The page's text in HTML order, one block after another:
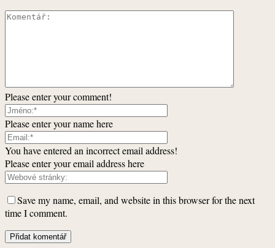
Please enter your comment!
Please enter your name here
You have entered an incorrect email address!
Please enter your email address here
Save my name, email, and website in this browser for the next
time I comment.